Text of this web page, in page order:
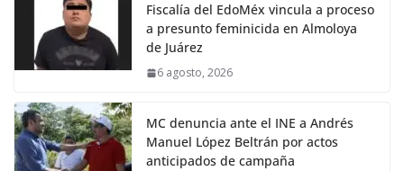
Fiscalía del EdoMéx vincula a proceso
a presunto feminicida en Almoloya
de Juárez
6 agosto, 2026
MC denuncia ante el INE a Andrés
Manuel López Beltrán por actos
anticipados de campaña